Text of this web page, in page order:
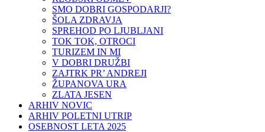
SMO DOBRI GOSPODARJI?
ŠOLA ZDRAVJA
SPREHOD PO LJUBLJANI
TOK TOK, OTROCI
TURIZEM IN MI
V DOBRI DRUŽBI
ZAJTRK PR’ ANDREJI
ŽUPANOVA URA
ZLATA JESEN
ARHIV NOVIC
ARHIV POLETNI UTRIP
OSEBNOST LETA 2025